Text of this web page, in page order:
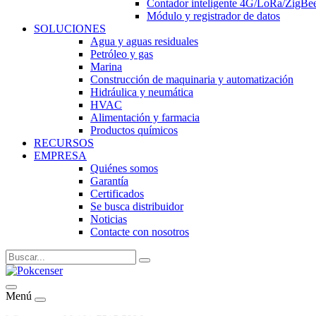
Contador inteligente 4G/LoRa/
Módulo y registrador de datos
SOLUCIONES
Agua y aguas residuales
Petróleo y gas
Marina
Construcción de maquinaria y automatización
Hidráulica y neumática
HVAC
Alimentación y farmacia
Productos químicos
RECURSOS
EMPRESA
Quiénes somos
Garantía
Certificados
Se busca distribuidor
Noticias
Contacte con nosotros
Menú